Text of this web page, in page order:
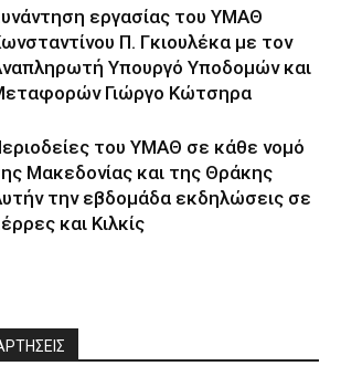
εργασίας του ΥΜΑΘ
Π. Γκιουλέκα με τον
Υπουργό Υποδομών και
Γιώργο Κώτσηρα
του ΥΜΑΘ σε κάθε νομό
Μακεδονίας και της Θράκης
την εβδομάδα εκδηλώσεις σε
και Κιλκίς